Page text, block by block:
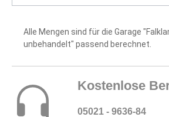
Alle Mengen sind für die Garage
unbehandelt" passend berechnet.
Kostenlose
05021 - 9636-84